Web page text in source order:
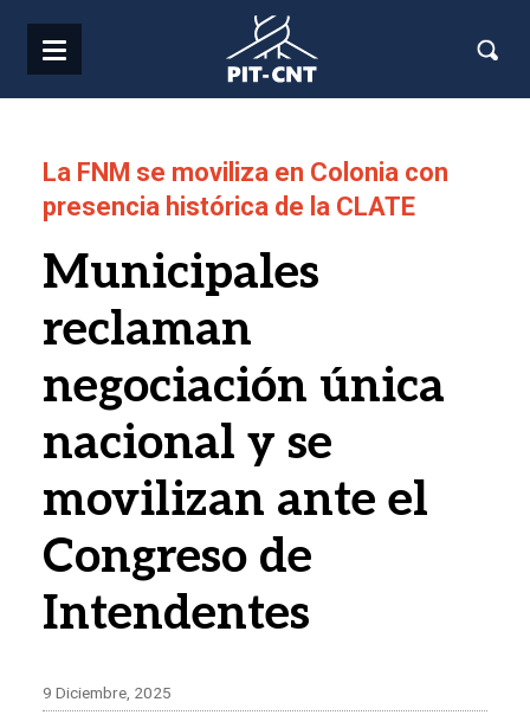
La FNM se moviliza en Colonia con
presencia histórica de la CLATE
Municipales
reclaman
negociación única
nacional y se
movilizan ante el
Congreso de
Intendentes
9 Diciembre, 2025